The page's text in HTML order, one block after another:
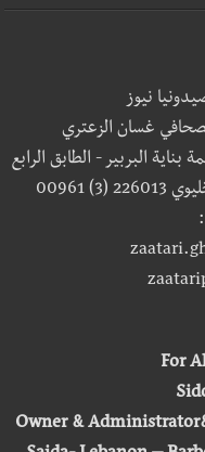
نيوز
غسان الزعتري
البربير - الطابق الرابع
For
Owner &